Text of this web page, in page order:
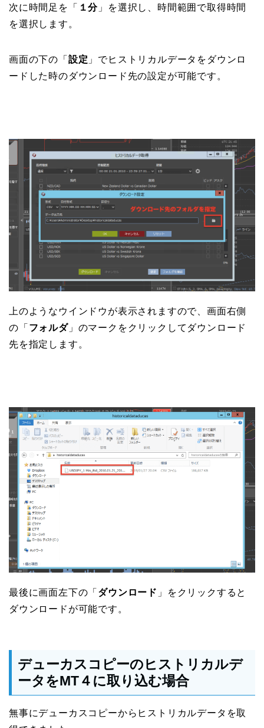
次に時間足を「 １分 」を選択し、時間範囲で取得時間
を選択します。
画面の下の「 設定 」でヒストリカルデータをダウンロ
ードした時のダウンロード先の設定が可能です。
上のようなウインドウが表示されますので、画面右側
の「 フォルダ」のマークをクリックしてダウンロード
先を指定します。
最後に画面左下の「 ダウンロード 」をクリックすると
ダウンロードが可能です。
デューカスコピーのヒストリカルデ
ータをMT４に取り込む場合
無事にデューカスコピーからヒストリカルデータを取